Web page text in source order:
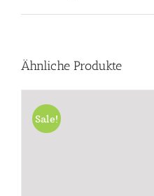
Ähnliche Produkte
Sale!